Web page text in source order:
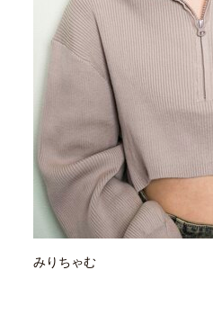
40代からの景色 50代のリア
パートナーとの歩み方
親
病が教えてくれたこと
移
熱狂できるもの
一生モノの
私を彩るエッセンス
60代
70代のグランドデザイン
社会・カルチャー・マネー
地域とつながる/お金との付き合い方
みりちゃむ